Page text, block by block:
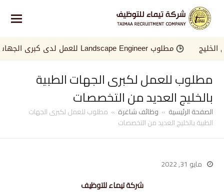
مطلوب Landscape Engineer للعمل لدى كبرى الجهات في الخليج
مطلوب للعمل لكبرى الجهات الطبية
بالخليج العديد من التخصصات
الصفحة الرئيسية » وظائف شاغرة » مطلوب للعمل لكبرى الجهات
الطبية بالخليج العديد من التخصصات
مايو 31, 2022
شركة تيماء للتوظيف